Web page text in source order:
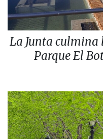
La Junta
Parque El